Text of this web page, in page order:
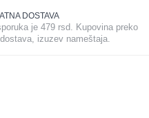
DOSTAVA
je 479 rsd. Kupovina preko
izuzev nameštaja.